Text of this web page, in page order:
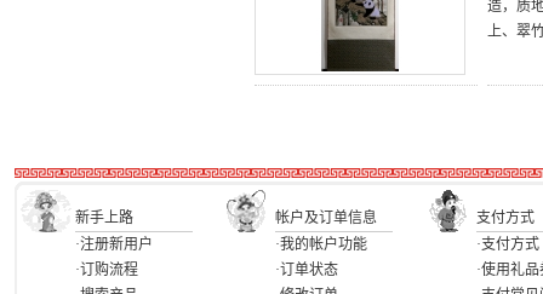
造，质
上、翠
新手上路 帐户及订单信息
支付方式
·注册新用户
·订购流程
·我的帐户功能
·订单状态
·支付方式
·使用礼品